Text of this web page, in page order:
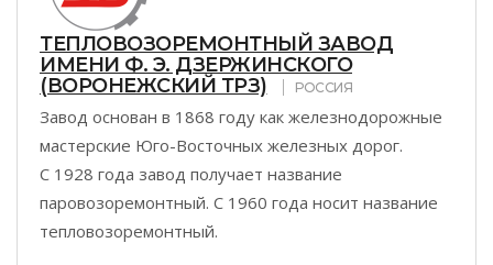
ТЕПЛОВОЗОРЕМОНТНЫЙ ЗАВОД
ИМЕНИ Ф. Э. ДЗЕРЖИНСКОГО
(ВОРОНЕЖСКИЙ ТРЗ)
РОССИЯ
Завод основан в 1868 году как железнодорожные
мастерские Юго-Восточных железных дорог.
С 1928 года завод получает название
паровозоремонтный. С 1960 года носит название
тепловозоремонтный.